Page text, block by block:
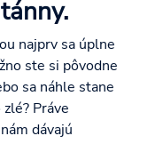
najprv sa úplne
ste si pôvodne
sa náhle stane
Práve
dávajú